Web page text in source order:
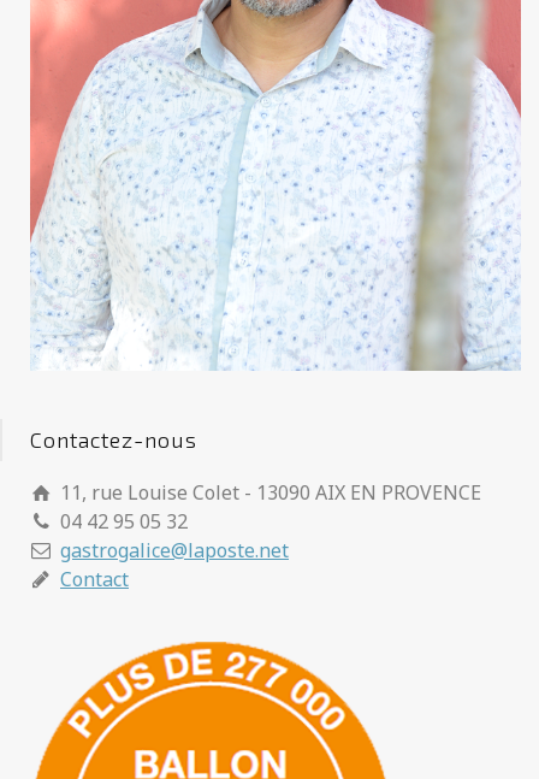
Contactez-nous
11, rue Louise Colet - 13090 AIX EN PROVENCE
04 42 95 05 32
gastrogalice@laposte.net
Contact